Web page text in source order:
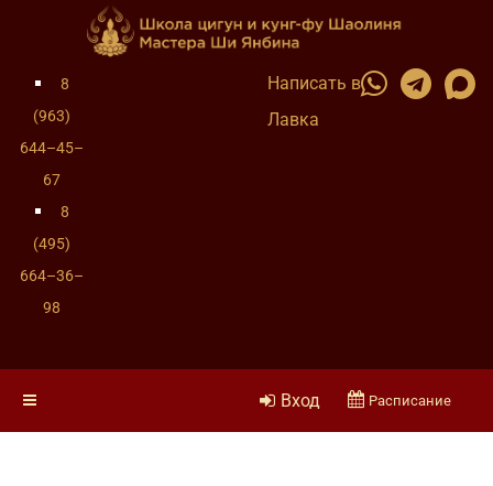
8
(963)
644–45–
67
8
(495)
664–36–
98
Написать в
Лавка
Вход Расписание